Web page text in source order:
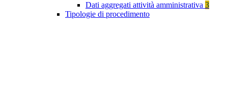
Dati aggregati attività amministrativa 3
Tipologie di procedimento